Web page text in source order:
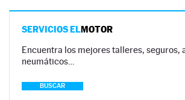
SERVICIOS ELMOTOR
Encuentra los mejores talleres, seguros,
neumáticos…
BUSCAR